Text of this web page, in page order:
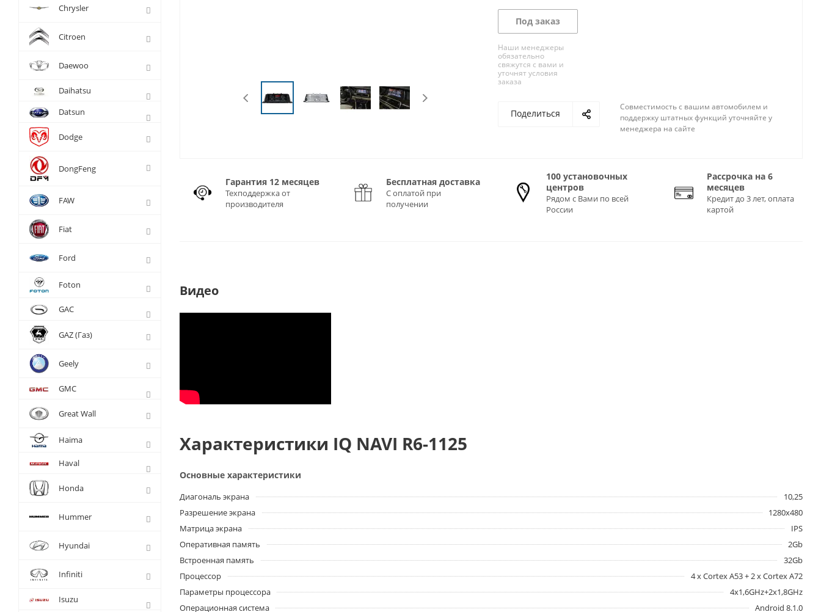
Под заказ
Наши менеджеры
обязательно
свяжутся с вами и
уточнят условия
заказа
Поделиться
Совместимость с вашим автомобилем и
поддержку штатных функций уточняйте у
менеджера на сайте
Гарантия 12 месяцев
Техподдержка от
производителя
Бесплатная доставка
С оплатой при
получении
100 установочных
центров
Рядом с Вами по всей
России
Рассрочка на 6
месяцев
Кредит до 3 лет, оплата
картой
Видео
Характеристики IQ NAVI R6-1125
Основные характеристики
Диагональ экрана
10,25
Разрешение экрана
1280x480
Матрица экрана
IPS
Оперативная память
2Gb
Встроенная память
32Gb
Процессор
4 x Cortex A53 + 2 x Cortex A72
Параметры процессора
4x1,6GHz+2x1,8GHz
Операционная система
Android 8.1.0
Chrysler
Citroen
Daewoo
Daihatsu
Datsun
Dodge
DongFeng
FAW
Fiat
Ford
Foton
GAC
GAZ (Газ)
Geely
GMC
Great Wall
Haima
Haval
Honda
Hummer
Hyundai
Infiniti
Isuzu